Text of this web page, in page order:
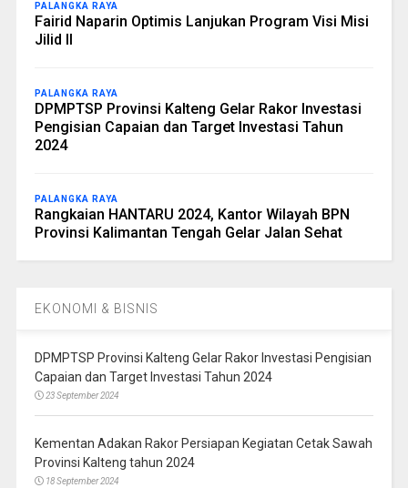
PALANGKA RAYA
Fairid Naparin Optimis Lanjukan Program Visi Misi
Jilid II
PALANGKA RAYA
DPMPTSP Provinsi Kalteng Gelar Rakor Investasi
Pengisian Capaian dan Target Investasi Tahun
2024
PALANGKA RAYA
Rangkaian HANTARU 2024, Kantor Wilayah BPN
Provinsi Kalimantan Tengah Gelar Jalan Sehat
EKONOMI & BISNIS
DPMPTSP Provinsi Kalteng Gelar Rakor Investasi Pengisian
Capaian dan Target Investasi Tahun 2024
23 September 2024
Kementan Adakan Rakor Persiapan Kegiatan Cetak Sawah
Provinsi Kalteng tahun 2024
18 September 2024